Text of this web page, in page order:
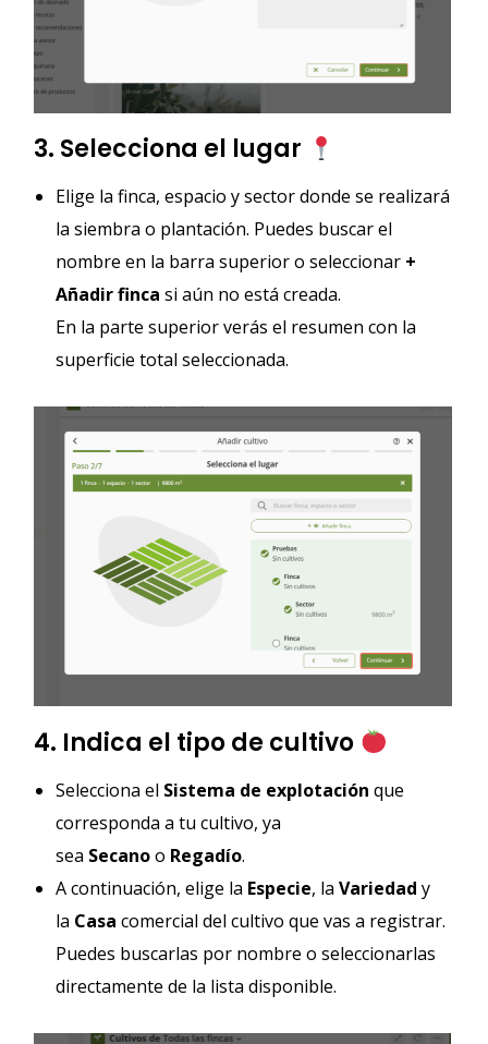
3. Selecciona el lugar
Elige la finca, espacio y sector donde se realizará
la siembra o plantación. Puedes buscar el
nombre en la barra superior o seleccionar +
Añadir finca si aún no está creada.
En la parte superior verás el resumen con la
superficie total seleccionada.
4. Indica el tipo de cultivo
Selecciona el Sistema de explotación que
corresponda a tu cultivo, ya
sea Secanoo Regadío.
A continuación, elige la Especie, la Variedad y
la Casa comercial del cultivo que vas a registrar.
Puedes buscarlas por nombre o seleccionarlas
directamente de la lista disponible.